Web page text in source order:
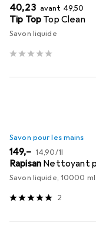
EUR
40,23 avant EUR
49,50
Tip Top Top Clean
Savon liquide
Savon pour les mains
EUR
149,– EUR
14,90/1l
Rapisan Nettoyant
Savon liquide, 10000 ml
2